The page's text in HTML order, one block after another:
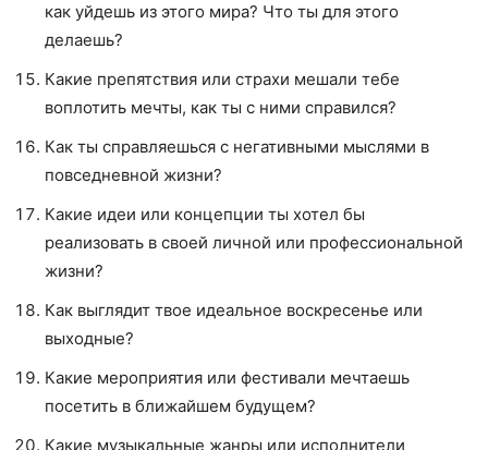
как уйдешь из этого мира? Что ты для этого
делаешь?
Какие препятствия или страхи мешали тебе
воплотить мечты, как ты с ними справился?
Как ты справляешься с негативными мыслями в
повседневной жизни?
Какие идеи или концепции ты хотел бы
реализовать в своей личной или профессиональной
жизни?
Как выглядит твое идеальное воскресенье или
выходные?
Какие мероприятия или фестивали мечтаешь
посетить в ближайшем будущем?
Какие музыкальные жанры или исполнители